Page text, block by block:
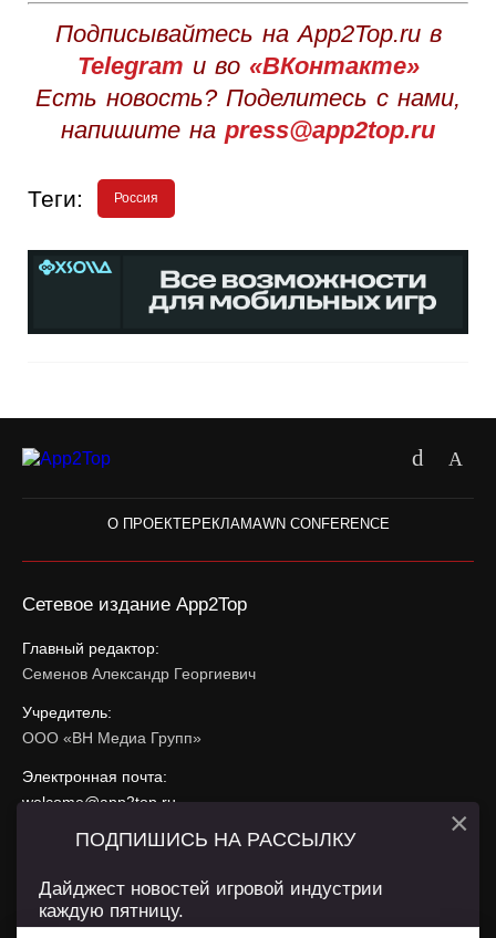
Подписывайтесь на App2Top.ru в
Telegram и во «ВКонтакте»
Есть новость? Поделитесь с нами,
напишите на press@app2top.ru
Теги: Россия
О ПРОЕКТЕРЕКЛАМАWN CONFERENCE
Сетевое издание App2Top
Главный редактор:
Семенов Александр Георгиевич
Учредитель:
ООО «ВН Медиа Групп»
Электронная почта:
welcome@app2top.ru
При использовании материалов активная ссылка на
Сайт использует IP адреса, cookie, данные геолокации
ПОДПИШИСЬ НА РАССЫЛКУ
Дайджест новостей игровой индустрии
каждую пятницу.
×